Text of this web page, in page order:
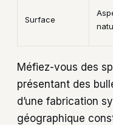
Surface
Méfiez-vous des
présentant des
d’une fabrication
géographique